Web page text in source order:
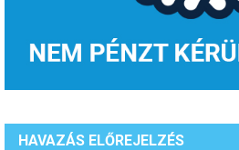
HAVAZÁS ELŐREJELZÉS